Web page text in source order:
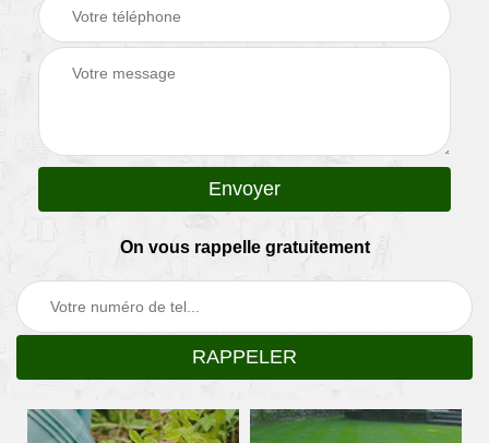
On vous rappelle gratuitement